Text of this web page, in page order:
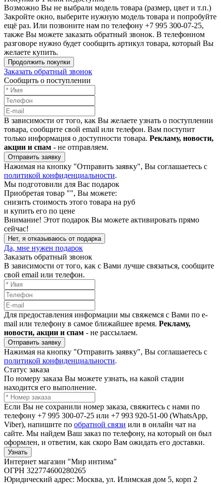
Возможно Вы не выбрали модель товара (размер, цвет и т.п.)
Закройте окно, выберите нужную модель товара и попробуйте
ещё раз. Или позвоните нам по телефону +7 995 300-07-25,
также Вы можете заказать обратный звонок. В телефонном
разговоре нужно будет сообщить артикул товара, который Вы
желаете купить.
Продолжить покупки
Заказать обратный звонок
Сообщить о поступлении
В зависимости от того, как Вы желаете узнать о поступлении
товара, сообщите свой email или телефон. Вам поступит
только информация о доступности товара. Рекламу, новости,
акции и спам - не отправляем.
Отправить заявку
Нажимая на кнопку "Отправить заявку", Вы соглашаетесь с
политикой конфиденциальности.
Мы подготовили для Вас подарок
Приобретая товар "", Вы можете:
снизить стоимость этого товара на руб
и купить его по цене
Внимание! Этот подарок Вы можете активировать прямо
сейчас!
Нет, я отказываюсь от подарка
Да, мне нужен подарок
Заказать обратный звонок
В зависимости от того, как с Вами лучше связаться, сообщите
свой email или телефон.
Для предоставления информации мы свяжемся с Вами по e-
mail или телефону в самое ближайшее время. Рекламу,
новости, акции и спам - не рассылаем.
Отправить заявку
Нажимая на кнопку "Отправить заявку", Вы соглашаетесь с
политикой конфиденциальности.
Статус заказа
По номеру заказа Вы можете узнать, на какой стадии
находится его выполнение.
Если Вы не сохранили номер заказа, свяжитесь с нами по
телефону +7 995 300-07-25 или +7 993 920-51-00 (WhatsApp,
Viber), напишите по обратной связи или в онлайн чат на
сайте. Мы найдем Ваш заказ по телефону, на который он был
оформлен, и ответим, как скоро Вам ожидать его доставки.
Узнать
Интернет магазин "Мир интима"
ОГРН 322774600280265
Юридический адрес: Москва, ул. Илимская дом 5, корп 2